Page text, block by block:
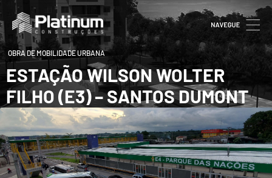
OBRA DE MOBILIDADE URBANA
ESTAÇÃO WILSON WOLTER
FILHO (E3) – SANTOS DUMONT